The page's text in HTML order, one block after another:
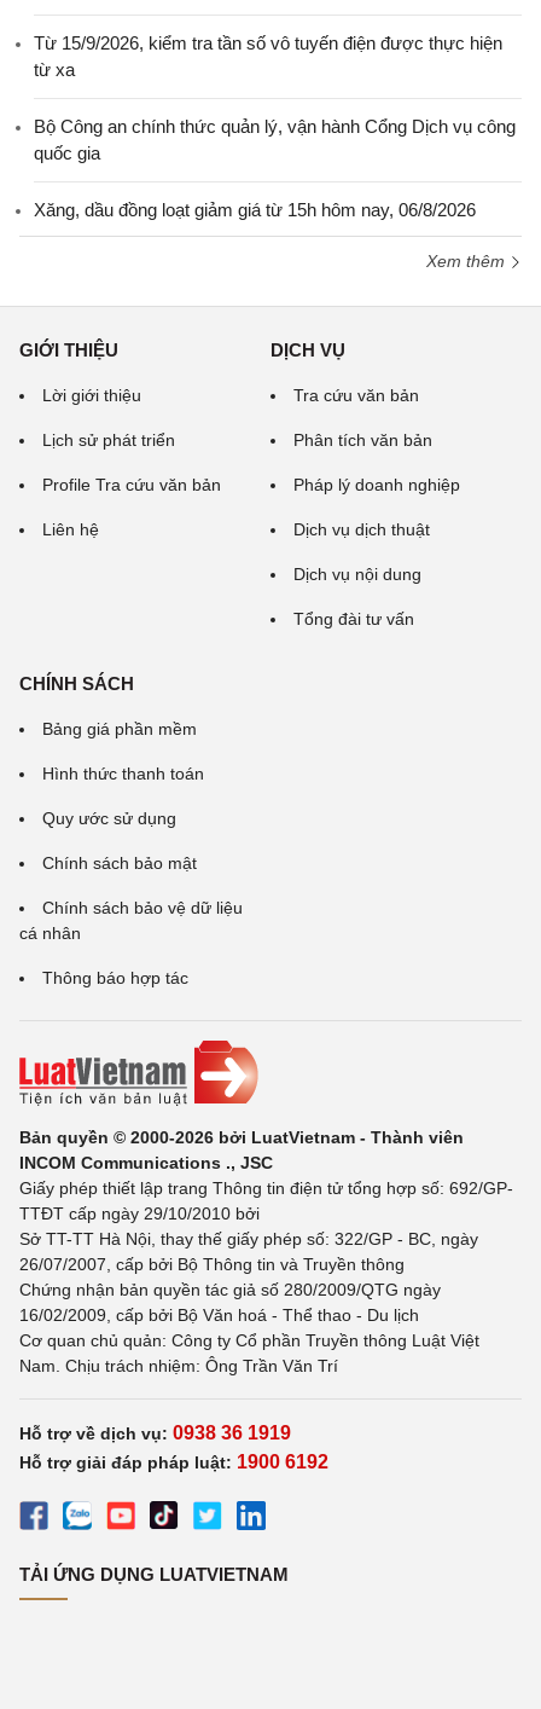
Từ 15/9/2026, kiểm tra tần số vô tuyến điện được thực hiện
từ xa
Bộ Công an chính thức quản lý, vận hành Cổng Dịch vụ công
quốc gia
Xăng, dầu đồng loạt giảm giá từ 15h hôm nay, 06/8/2026
Xem thêm
GIỚI THIỆU
Lời giới thiệu
Lịch sử phát triển
Profile Tra cứu văn bản
Liên hệ
DỊCH VỤ
Tra cứu văn bản
Phân tích văn bản
Pháp lý doanh nghiệp
Dịch vụ dịch thuật
Dịch vụ nội dung
Tổng đài tư vấn
CHÍNH SÁCH
Bảng giá phần mềm
Hình thức thanh toán
Quy ước sử dụng
Chính sách bảo mật
Chính sách bảo vệ dữ liệu
cá nhân
Thông báo hợp tác
Bản quyền © 2000-2026 bởi LuatVietnam - Thành viên
INCOM Communications ., JSC
Giấy phép thiết lập trang Thông tin điện tử tổng hợp số: 692/GP-
TTĐT cấp ngày 29/10/2010 bởi
Sở TT-TT Hà Nội, thay thế giấy phép số: 322/GP - BC, ngày
26/07/2007, cấp bởi Bộ Thông tin và Truyền thông
Chứng nhận bản quyền tác giả số 280/2009/QTG ngày
16/02/2009, cấp bởi Bộ Văn hoá - Thể thao - Du lịch
Cơ quan chủ quản: Công ty Cổ phần Truyền thông Luật Việt
Nam. Chịu trách nhiệm: Ông Trần Văn Trí
Hỗ trợ về dịch vụ: 0938 36 1919
Hỗ trợ giải đáp pháp luật: 1900 6192
TẢI ỨNG DỤNG LUATVIETNAM